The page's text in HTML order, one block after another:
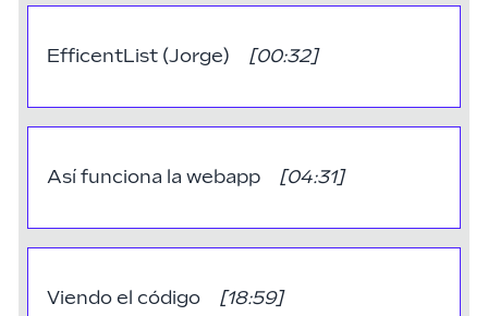
EfficentList (Jorge) [00:32]
Así funciona la webapp [04:31]
Viendo el código [18:59]